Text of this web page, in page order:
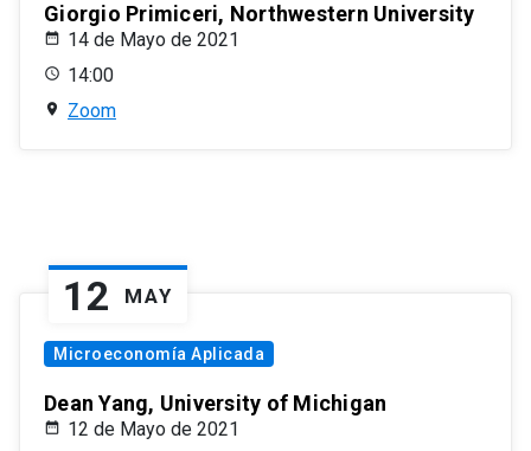
Giorgio Primiceri, Northwestern University
14 de Mayo de 2021
14:00
Zoom
12 MAY
Microeconomía Aplicada
Dean Yang, University of Michigan
12 de Mayo de 2021